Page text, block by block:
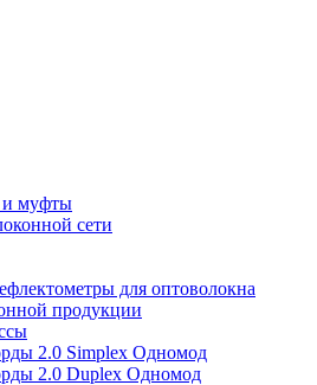
и муфты
сети
для оптоволокна
продукции
2.0 Simplex Одномод
2.0 Duplex Одномод